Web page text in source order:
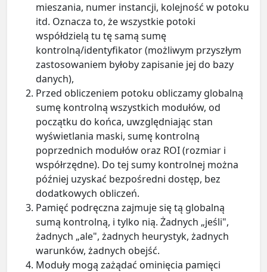
mieszania, numer instancji, kolejność w potoku
itd. Oznacza to, że wszystkie potoki
współdzielą tu tę samą sumę
kontrolną/identyfikator (możliwym przyszłym
zastosowaniem byłoby zapisanie jej do bazy
danych),
Przed obliczeniem potoku obliczamy globalną
sumę kontrolną wszystkich modułów, od
początku do końca, uwzględniając stan
wyświetlania maski, sumę kontrolną
poprzednich modułów oraz ROI (rozmiar i
współrzędne). Do tej sumy kontrolnej można
później uzyskać bezpośredni dostęp, bez
dodatkowych obliczeń.
Pamięć podręczna zajmuje się tą globalną
sumą kontrolną, i tylko nią. Żadnych „jeśli",
żadnych „ale", żadnych heurystyk, żadnych
warunków, żadnych obejść.
Moduły mogą zażądać ominięcia pamięci